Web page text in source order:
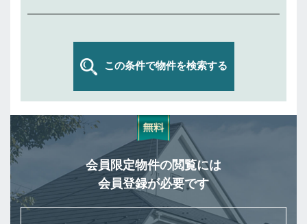
この条件で物件を検索する
会員限定物件の閲覧には
会員登録が必要です